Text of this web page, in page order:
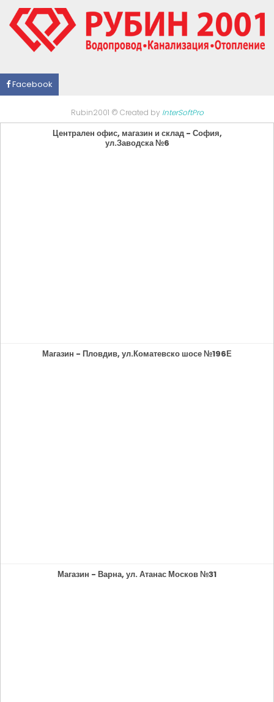
Facebook
Rubin2001 © Created by InterSoftPro
Централен офис, магазин и склад - София,
ул.Заводска №6
Магазин - Пловдив, ул.Коматевско шосе №196Е
Магазин - Варна, ул. Атанас Москов №31